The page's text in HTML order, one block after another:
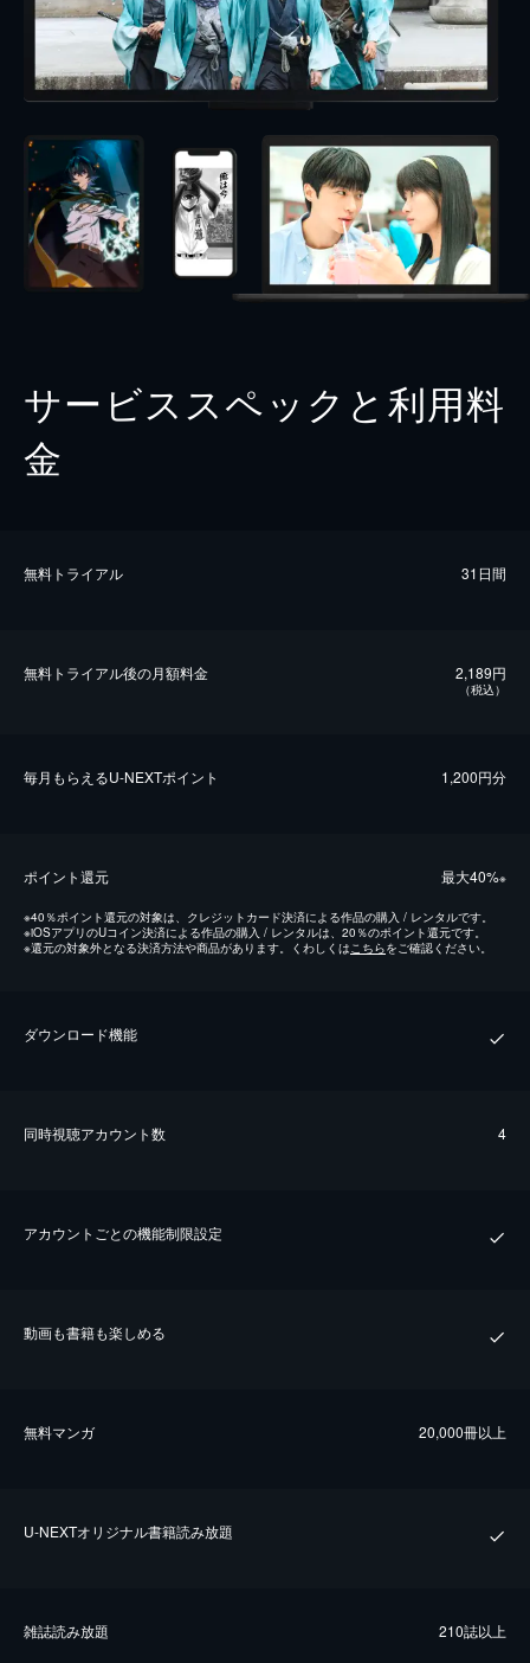
サービススペックと利用料
金
無料トライアル 31日間
無料トライアル後の⽉額料金 2,189円
（税込）
毎⽉もらえるU-NEXTポイント 1,200円分
ポイント還元 最⼤40%※
※40％ポイント還元の対象は、クレジットカード決済による作品の購入 / レンタルです。
※iOSアプリのUコイン決済による作品の購入 / レンタルは、20％のポイント還元です。
※還元の対象外となる決済方法や商品があります。くわしくはこちらをご確認ください。
ダウンロード機能
同時視聴アカウント数 4
アカウントごとの機能制限設定
動画も書籍も楽しめる
無料マンガ 20,000冊以上
U-NEXTオリジナル書籍読み放題
雑誌読み放題 210誌以上